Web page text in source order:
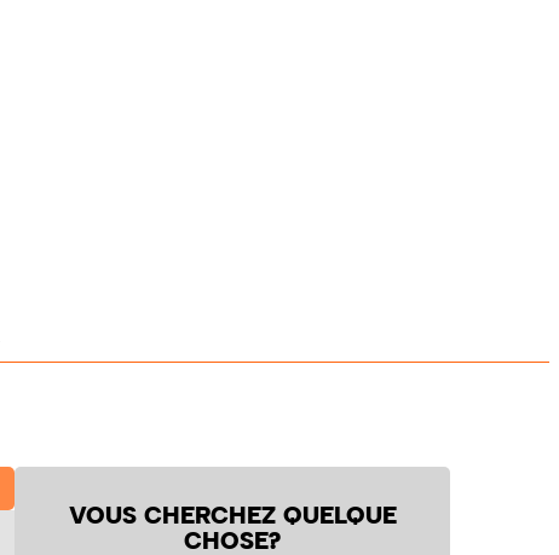
VOUS CHERCHEZ QUELQUE
CHOSE?